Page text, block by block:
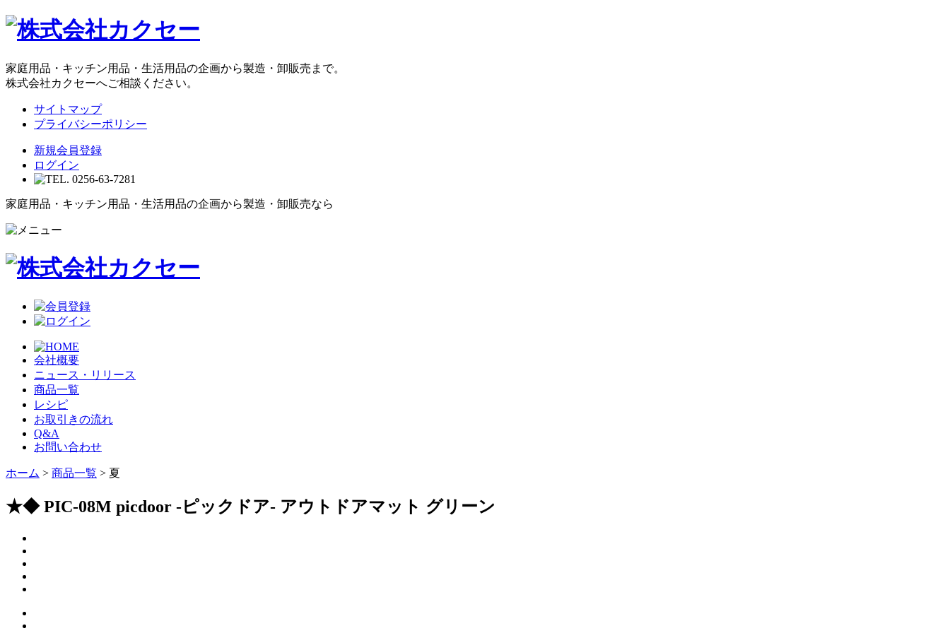
家庭用品・キッチン用品・生活用品の企画から製造・卸販売まで。
株式会社カクセーへご相談ください。
サイトマップ
プライバシーポリシー
新規会員登録
ログイン
家庭用品・キッチン用品・生活用品の企画から製造・卸販売なら
会社概要
ニュース・リリース
商品一覧
レシピ
お取引きの流れ
Q&A
お問い合わせ
ホーム > 商品一覧 > 夏
★◆ PIC-08M picdoor -ピックドア- アウトドアマット グリーン